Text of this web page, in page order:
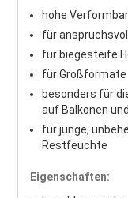
hohe
für
für biegesteife
für Großformate
besonders für
auf Balkonen
für junge,
Restfeuchte
Eigenschaften: